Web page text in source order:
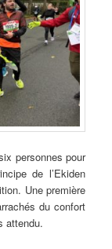
personnes pour
de l’Ekiden
Une première
du confort
attendu.